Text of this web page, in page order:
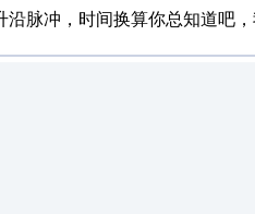
沿脉冲，时间换算你总知道吧